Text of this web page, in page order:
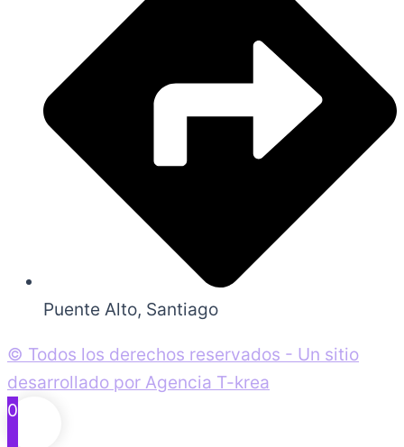
Puente Alto, Santiago
© Todos los derechos reservados - Un sitio
desarrollado por Agencia T-krea
0